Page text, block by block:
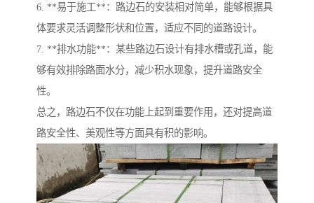
6. **易于施工**：路边石的安装相对简单，能够根据具
体要求灵活调整形状和位置，适应不同的道路设计。
7. **排水功能**：某些路边石设计有排水槽或孔道，能
够有效排除路面水分，减少积水现象，提升道路安全
性。
总之，路边石不仅在功能上起到重要作用，还对提高道
路安全性、美观性等方面具有积的影响。